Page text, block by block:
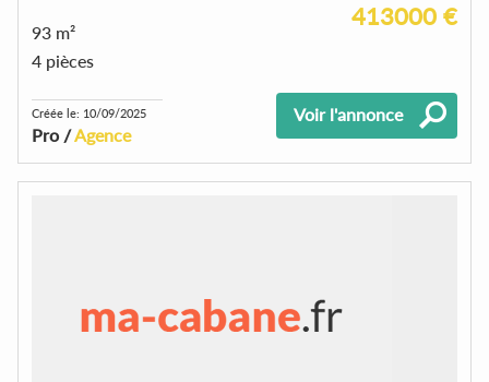
413000 €
93 m²
4 pièces
Créée le: 10/09/2025
Pro /Agence
Voir l'annonce